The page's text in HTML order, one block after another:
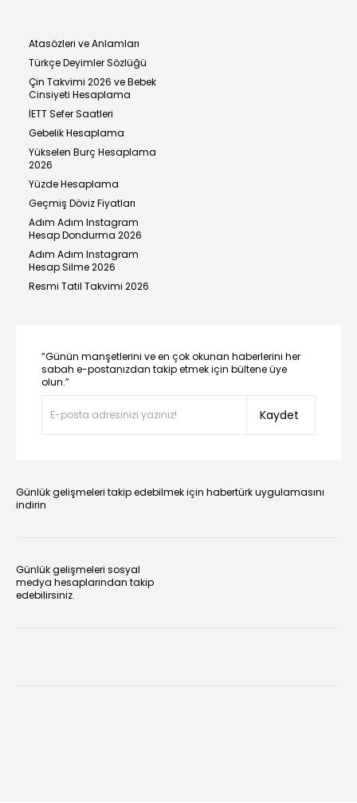
Atasözleri ve Anlamları
Türkçe Deyimler Sözlüğü
Çin Takvimi 2026 ve Bebek
Cinsiyeti Hesaplama
İETT Sefer Saatleri
Gebelik Hesaplama
Yükselen Burç Hesaplama
2026
Yüzde Hesaplama
Geçmiş Döviz Fiyatları
Adım Adım Instagram
Hesap Dondurma 2026
Adım Adım Instagram
Hesap Silme 2026
Resmi Tatil Takvimi 2026
“Günün manşetlerini ve en çok okunan haberlerini her
sabah e-postanızdan takip etmek için bültene üye
olun.”
Kaydet
Günlük gelişmeleri takip edebilmek için habertürk uygulamasını
indirin
Günlük gelişmeleri sosyal
medya hesaplarından takip
edebilirsiniz.